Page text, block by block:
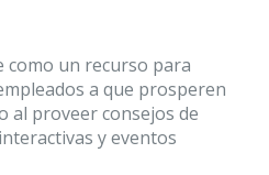
como un recurso para
a que prosperen
al proveer consejos de
y eventos